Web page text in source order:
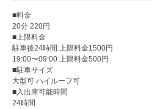
■料金
20分 220円
■上限料金
駐車後24時間 上限料金1500円
19:00〜09:00 上限料金500円
■駐車サイズ
大型可 ハイルーフ可
■入出庫可能時間
24時間